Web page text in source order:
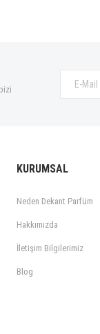
KURUMSAL
Neden Dekant Parfüm
Hakkımızda
İletişim Bilgilerimiz
Blog